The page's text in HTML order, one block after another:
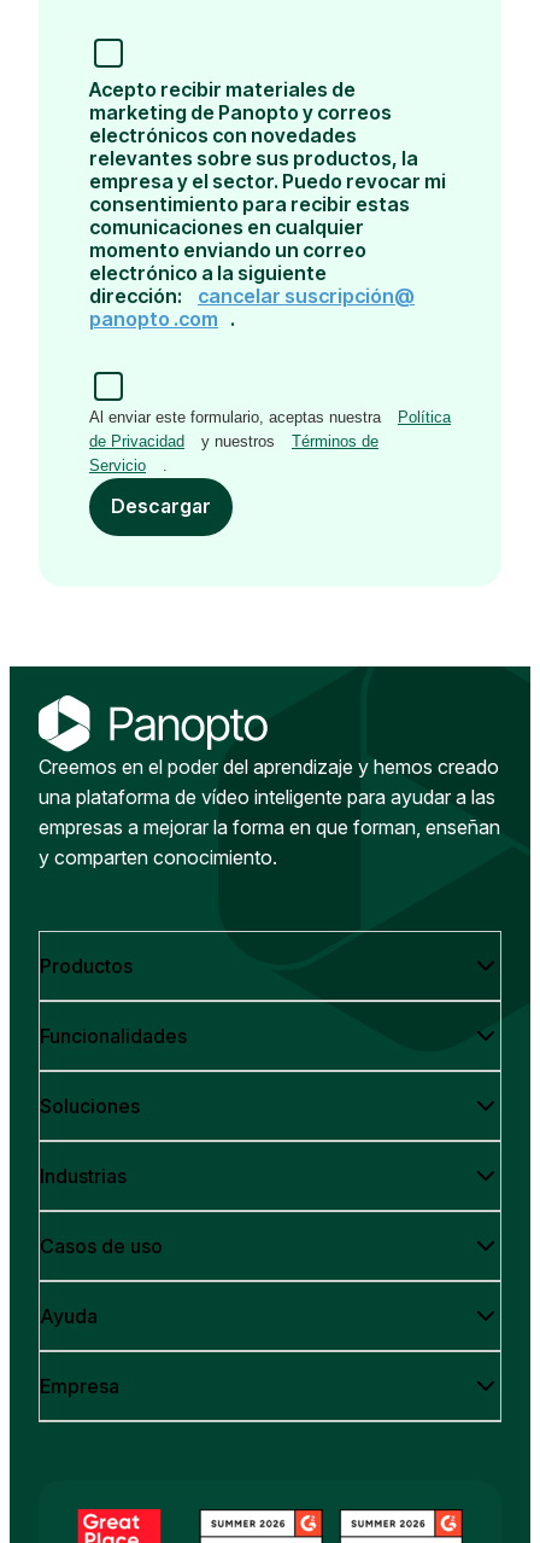
Acepto recibir materiales de
marketing de Panopto y correos
electrónicos con novedades
relevantes sobre sus productos, la
empresa y el sector. Puedo revocar mi
consentimiento para recibir estas
comunicaciones en cualquier
momento enviando un correo
electrónico a la siguiente
dirección:
cancelar suscripción@
panopto .com .
Al enviar este formulario, aceptas nuestra
Política
de Privacidad
y nuestros
Términos de
Servicio
Descargar
Creemos en el poder del aprendizaje y hemos creado
una plataforma de vídeo inteligente para ayudar a las
empresas a mejorar la forma en que forman, enseñan
y comparten conocimiento.
Productos
Funcionalidades
Soluciones
Industrias
Casos de uso
Ayuda
Empresa